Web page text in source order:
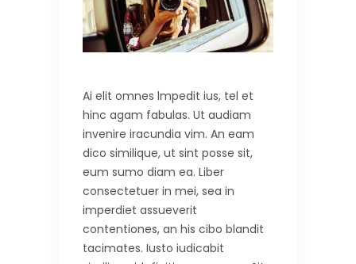
Ai elit omnes lmpedit ius, tel et
hinc agam fabulas. Ut audiam
invenire iracundia vim. An eam
dico similique, ut sint posse sit,
eum sumo diam ea. Liber
consectetuer in mei, sea in
imperdiet assueverit
contentiones, an his cibo blandit
tacimates. Iusto iudicabit